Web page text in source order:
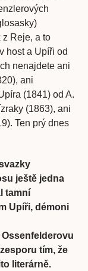
Reje, a to
host a Upíři od
nenajdete ani
ani
(1841) od A.
(1863), ani
Ten prý dnes
ještě jedna
tamní
Upíři, démoni
tím, že
literárně.